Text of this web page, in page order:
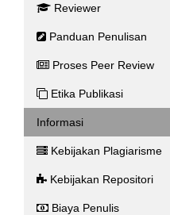
Reviewer
Panduan Penulisan
Proses Peer Review
Etika Publikasi
Informasi
Kebijakan Plagiarisme
Kebijakan Repositori
Biaya Penulis